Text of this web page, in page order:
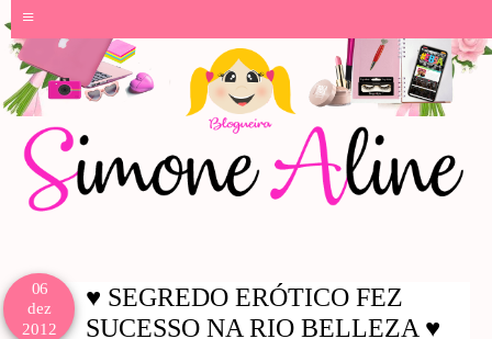
≡
06
dez
2012
♥ SEGREDO ERÓTICO FEZ
SUCESSO NA RIO BELLEZA ♥